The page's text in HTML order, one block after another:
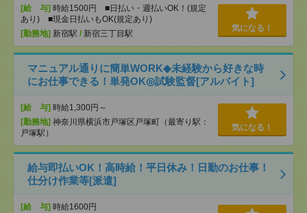
[給 与] 時給1500円 ■日払い・週払いOK！(規定
あり) ■現金日払いもOK(規定あり)
[勤務地] 新宿駅 / 新宿三丁目駅
気になる！
マニュアル通りに簡単WORK◆未経験から好きな時
にお仕事できる！単発OK◎試験監督[アルバイト]
[給 与] 時給1,300円～
[勤務地] 神奈川県横浜市戸塚区戸塚町（最寄り駅：
戸塚駅）
気になる！
給与即払いOK！高時給！平日休み！日勤のお仕事！
仕分け作業等[派遣]
[給 与] 時給1600円